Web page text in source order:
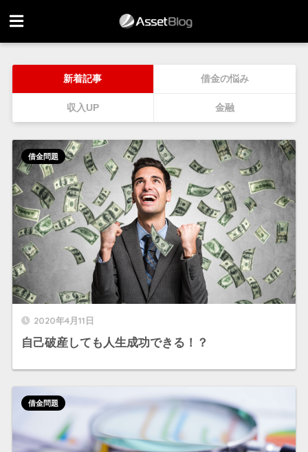
新着記事 借金の悩み
収入UP 金融
2020年4月11日
自己破産しても人生成功できる！？
借金問題
借金問題